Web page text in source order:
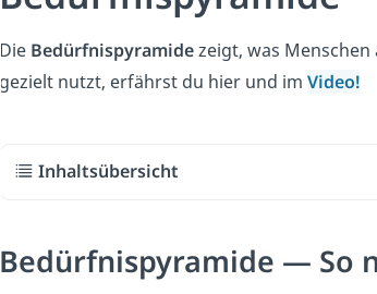
Die Bedürfnispyramidezeigt, was
gezielt nutzt, erfährst du hier und im Video!
Inhaltsübersicht
Bedürfnispyramide — So